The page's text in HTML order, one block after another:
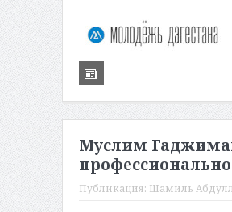
Муслим
Публикация: Шамиль